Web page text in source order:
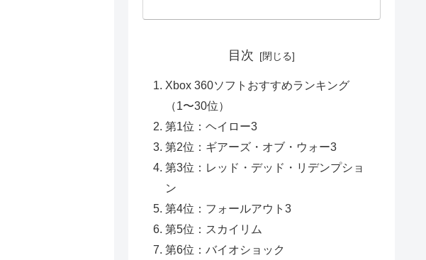
目次
Xbox 360ソフトおすすめランキング
（1〜30位）
第1位：ヘイロー3
第2位：ギアーズ・オブ・ウォー3
第3位：レッド・デッド・リデンプショ
ン
第4位：フォールアウト3
第5位：スカイリム
第6位：バイオショック